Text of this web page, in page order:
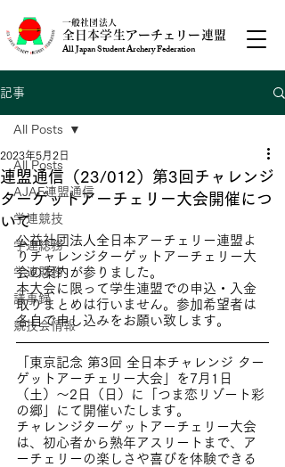
一般社団法人
全日本学生アーチェリー連盟
All Japan Student Archery Federation
記事
All Posts
AJAF連盟通信
学連競技
学連総務
学連財務
議事録
競技会情報
All Posts
連盟通信（23/012）第3回チャレンジ
ターゲットアーチェリー大会開催につ
いて
2023年5月2日
公益社団法人全日本アーチェリー連盟よ
りチャレンジターゲットアーチェリー大
会の案内が参りました。
本大会に限って学生連盟での申込・入金
取りまとめは行いません。参加希望者は
各自で申し込みをお願い致します。
「東京記念 第3回 全日本チャレンジ ター
ゲットアーチェリー大会」を7月1日
（土）～2日（日）に「つま恋リゾート彩
の郷」にて開催いたします。
チャレンジターゲットアーチェリー大会
は、初心者から熟年アスリートまで、ア
ーチェリーの楽しさや喜びを体験できる